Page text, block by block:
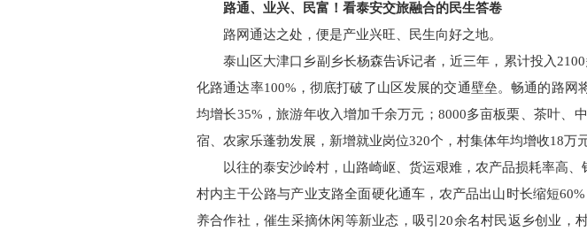
路通、业兴、民富！看泰安交旅融合的民生答卷
路网通达之处，便是产业兴旺、民生向好之地。
泰山区大津口乡副乡长杨森告诉记者，近三年，累计投入
化路通达率100%，彻底打破了山区发展的交通壁垒。畅通的路
均增长35%，旅游年收入增加千余万元；8000多亩板栗、茶叶、
宿、农家乐蓬勃发展，新增就业岗位320个，村集体年均增收18万元
以往的泰安沙岭村，山路崎岖、货运艰难，农产品损耗率高
村内主干公路与产业支路全面硬化通车，农产品出山时长缩短
养合作社，催生采摘休闲等新业态，吸引20余名村民返乡创业